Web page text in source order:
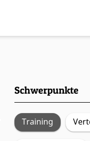
Schwerpunkte
Training